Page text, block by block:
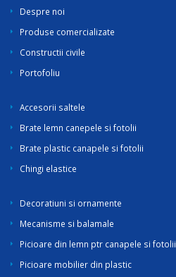
Despre noi
Produse comercializate
Constructii civile
Portofoliu
Accesorii saltele
Brate lemn canepele si fotolii
Brate plastic canapele si fotolii
Chingi elastice
Decoratiuni si ornamente
Mecanisme si balamale
Picioare din lemn ptr canapele si fotolii
Picioare mobilier din plastic